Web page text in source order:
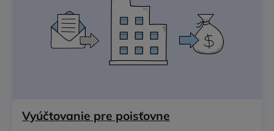
Vyúčtovanie pre poisťovne